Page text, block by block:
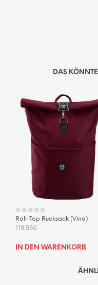
DAS
Roll-Top Rucksack (Vino)
119,95€
IN DEN WARENKORB